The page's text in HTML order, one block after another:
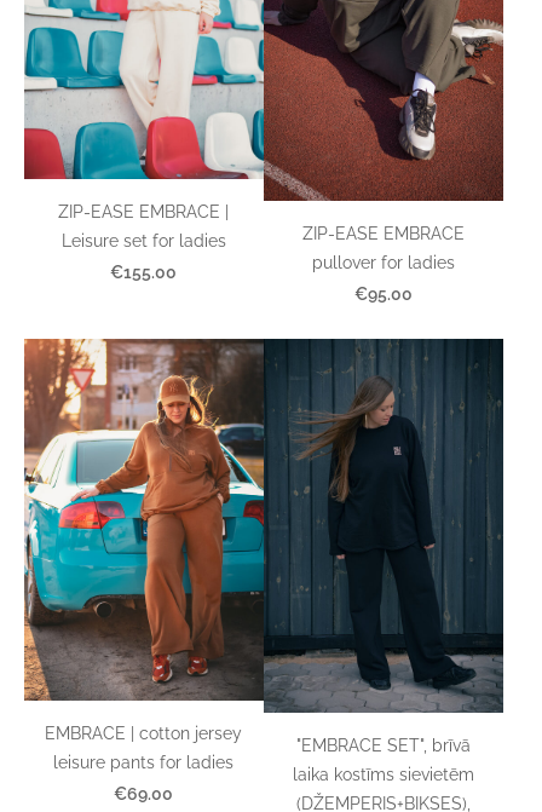
ZIP-EASE EMBRACE |
Leisure set for ladies
€155.00
ZIP-EASE EMBRACE
pullover for ladies
€95.00
EMBRACE | cotton jersey
leisure pants for ladies
€69.00
"EMBRACE SET", brīvā
laika kostīms sievietēm
(DŽEMPERIS+BIKSES),